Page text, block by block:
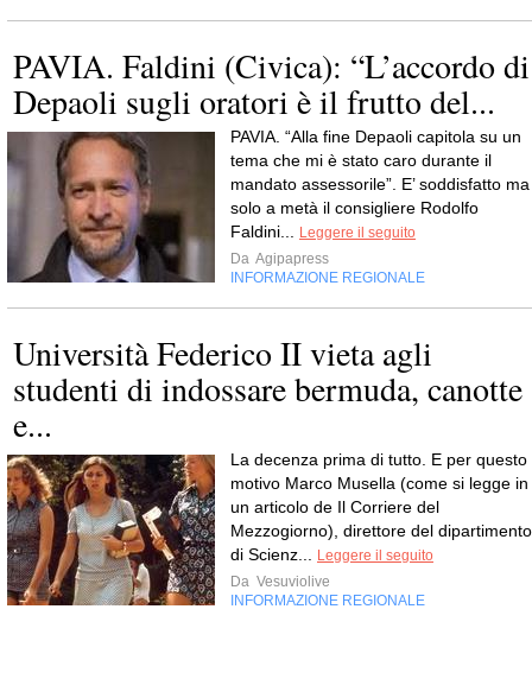
PAVIA. Faldini (Civica): “L’accordo di
Depaoli sugli oratori è il frutto del...
PAVIA. “Alla fine Depaoli capitola su un
tema che mi è stato caro durante il
mandato assessorile”. E’ soddisfatto ma
solo a metà il consigliere Rodolfo
Faldini...
Leggere il seguito
Da Agipapress
INFORMAZIONE REGIONALE
Università Federico II vieta agli
studenti di indossare bermuda, canotte
e...
La decenza prima di tutto. E per questo
motivo Marco Musella (come si legge in
un articolo de Il Corriere del
Mezzogiorno), direttore del dipartimento
di Scienz...
Leggere il seguito
Da Vesuviolive
INFORMAZIONE REGIONALE